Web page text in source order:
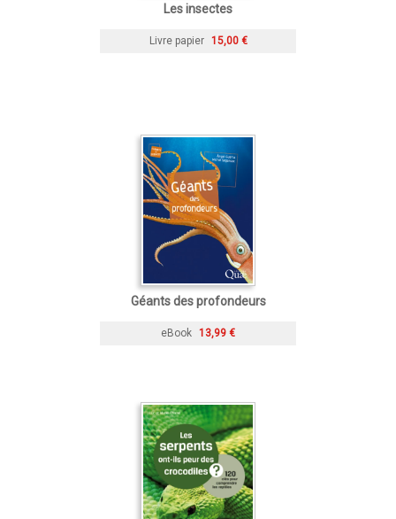
Les insectes
Livre papier 15,00 €
Géants des profondeurs
eBook 13,99 €